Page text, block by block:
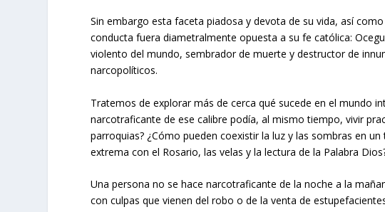
Sin embargo esta faceta piadosa y devota de su vida, así
conducta fuera diametralmente opuesta a su fe católica:
violento del mundo, sembrador de muerte y destructor de
narcopolíticos.
Tratemos de explorar más de cerca qué sucede en el mundo
narcotraficante de ese calibre podía, al mismo tiempo, vivir
parroquias? ¿Cómo pueden coexistir la luz y las sombras en
extrema con el Rosario, las velas y la lectura de la Palabra
Una persona no se hace narcotraficante de la noche a la
con culpas que vienen del robo o de la venta de